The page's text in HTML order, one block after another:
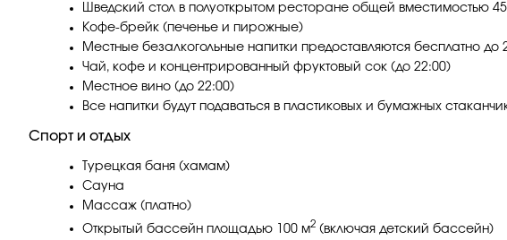
Шведский стол в полуоткрытом ресторане общей вместимостью
Кофе-брейк (печенье и пирожные)
Местные безалкогольные напитки предоставляются бесплатно до
Чай, кофе и концентрированный фруктовый сок (до 22:00)
Местное вино (до 22:00)
Все напитки будут подаваться в пластиковых и бумажных
Спорт и отдых
Турецкая баня (хамам)
Сауна
Массаж (платно)
Открытый бассейн площадью 100 м2 (включая детский бассейн)